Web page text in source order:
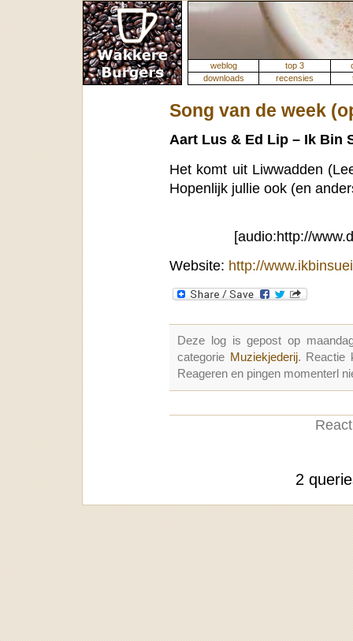
weblog top 3
downloads
recensies
Song van de week
Aart Lus & Ed Lip – Ik Bin
Het komt uit Liwwadden
Hopenlijk jullie ook (en
[audio:http://
Website: http://
Deze log is gepost op
categorie Muziekjederij. Reactie
Reageren en pingen momenterl
2